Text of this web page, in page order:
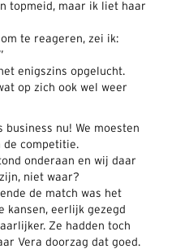
topmeid, maar ik liet haar
te reageren, zei ik:
enigszins opgelucht.
op zich ook wel weer
nu! We moesten
de competitie.
onderaan en wij daar
niet waar?
de match was het
kansen, eerlijk gezegd
Ze hadden toch
Vera doorzag dat goed.